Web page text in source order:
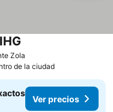
Zola
de la ciudad
Ver precios